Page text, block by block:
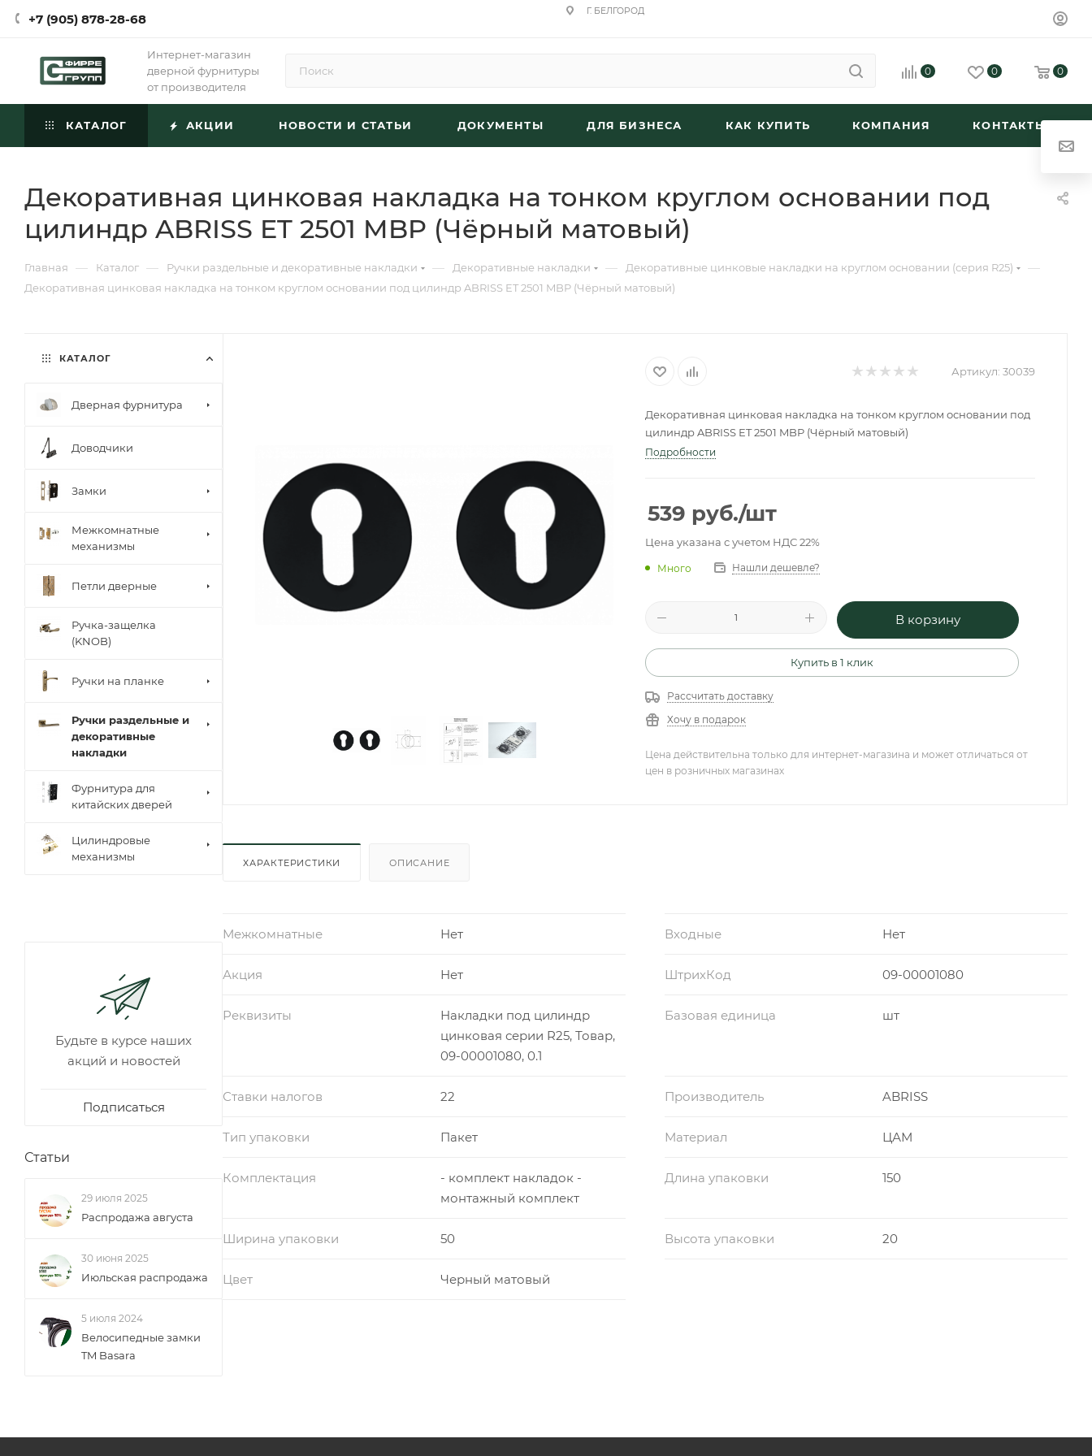
+7 (905) 878-28-68
Г. БЕЛГОРОД
Интернет-магазин
дверной фурнитуры
от производителя
0 0 0
КАТАЛОГ АКЦИИ НОВОСТИ И СТАТЬИ ДОКУМЕНТЫ ДЛЯ БИЗНЕСА КАК КУПИТЬ КОМПАНИЯ КОНТАКТЫ
Декоративная цинковая накладка на тонком круглом основании под
цилиндр ABRISS ET 2501 MBP (Чёрный матовый)
Главная — Каталог — Ручки раздельные и декоративные накладки — Декоративные накладки — Декоративные цинковые накладки на круглом основании (серия R25) —
Декоративная цинковая накладка на тонком круглом основании под цилиндр ABRISS ET 2501 MBP (Чёрный матовый)
Артикул: 30039
Декоративная цинковая накладка на тонком круглом основании под
цилиндр ABRISS ET 2501 MBP (Чёрный матовый)
Подробности
539 руб./шт
Цена указана с учетом НДС 22%
Много Нашли дешевле?
В корзину
Купить в 1 клик
Рассчитать доставку
Хочу в подарок
Цена действительна только для интернет-магазина и может отличаться от
цен в розничных магазинах
ХАРАКТЕРИСТИКИ ОПИСАНИЕ
Межкомнатные Нет Входные Нет
Акция Нет ШтрихКод 09-00001080
Реквизиты
Накладки под цилиндр
цинковая серии R25, Товар,
09-00001080, 0.1
Базовая единица шт
Ставки налогов 22 Производитель ABRISS
Тип упаковки Пакет Материал ЦАМ
Комплектация
- комплект накладок -
монтажный комплект
Длина упаковки 150
Ширина упаковки 50 Высота упаковки 20
Цвет Черный матовый
КАТАЛОГ
Дверная фурнитура
Доводчики
Замки
Межкомнатные
механизмы
Петли дверные
Ручка-защелка
(KNOB)
Ручки на планке
Ручки раздельные и
декоративные
накладки
Фурнитура для
китайских дверей
Цилиндровые
механизмы
Будьте в курсе наших
акций и новостей
Подписаться
Статьи
29 июля 2025
Распродажа августа
30 июня 2025
Июльская распродажа
5 июля 2024
Велосипедные замки
TM Basara